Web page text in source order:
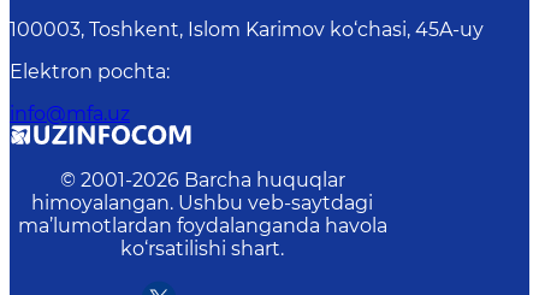
100003, Toshkent, Islom Karimov ko‘chasi, 45A-uy
Elektron pochta:
info@mfa.uz
© 2001-2026 Barcha huquqlar
himoyalangan. Ushbu veb-saytdagi
ma’lumotlardan foydalanganda havola
ko‘rsatilishi shart.